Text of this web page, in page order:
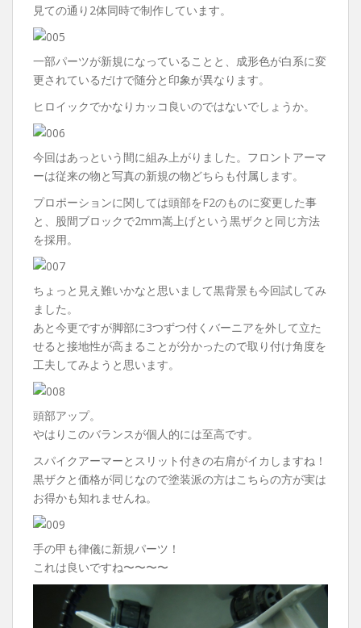
見ての通り2体同時で制作しています。
一部パーツが新規になっていることと、成形色が白系に変
更されているだけで随分と印象が異なります。
ヒロイックでかなりカッコ良いのではないでしょうか。
今回はあっという間に組み上がりました。フロントアーマ
ーは従来の物と写真の新規の物どちらも付属します。
プロポーションに関しては頭部をF2のものに変更した事
と、股間ブロックで2mm嵩上げという黒ザクと同じ方法
を採用。
ちょっと見え難いかなと思いまして黒背景も今回試してみ
ました。
あと今更ですが脚部に3つずつ付くバーニアを外して立た
せると接地性が高まることが分かったので取り付け角度を
工夫してみようと思います。
頭部アップ。
やはりこのバランスが個人的には至高です。
スパイクアーマーとスリット付きの右肩がイカしますね！
黒ザクと価格が同じなので塗装派の方はこちらの方が実は
お得かも知れませんね。
手の甲も律儀に新規パーツ！
これは良いですね〜〜〜〜